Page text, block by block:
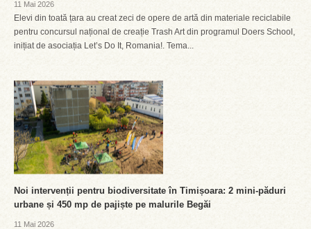
11 Mai 2026
Elevi din toată țara au creat zeci de opere de artă din materiale reciclabile
pentru concursul național de creație Trash Art din programul Doers School,
inițiat de asociația Let’s Do It, Romania!. Tema...
Noi intervenții pentru biodiversitate în Timișoara: 2 mini-păduri
urbane și 450 mp de pajiște pe malurile Begăi
11 Mai 2026